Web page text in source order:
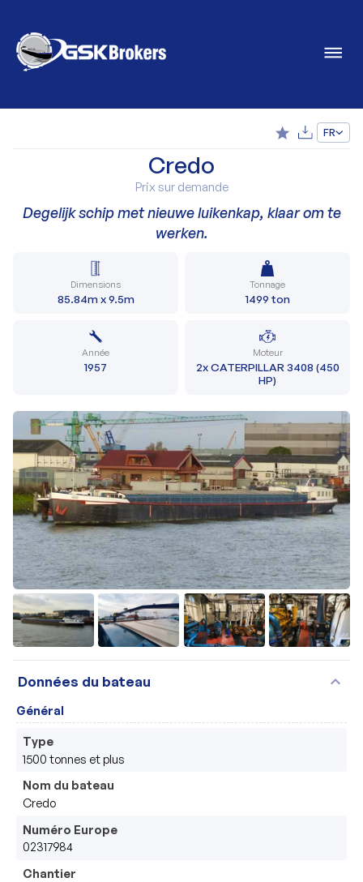
FR
Credo
Prix sur demande
Degelijk schip met nieuwe luikenkap, klaar om te
werken.
Dimensions
85.84m x 9.5m
Tonnage
1499 ton
Année
1957
Moteur
2x CATERPILLAR 3408 (450
HP)
+6
Données du bateau expand_more
Général
Type
1500 tonnes et plus
Nom du bateau
Credo
Numéro Europe
02317984
Chantier